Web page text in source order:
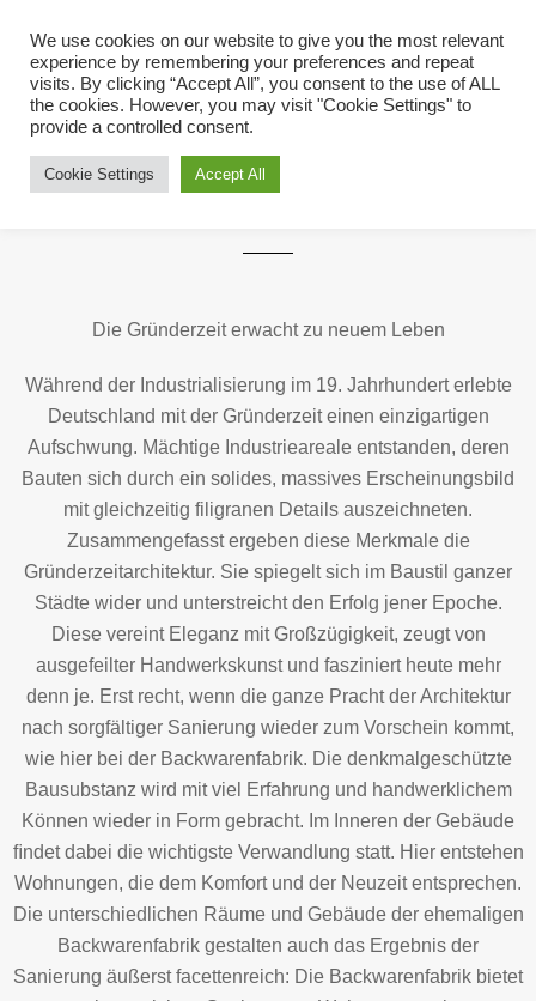
GRUNDRISSE
Die Gründerzeit erwacht zu neuem Leben
Während der Industrialisierung im 19. Jahrhundert erlebte
Deutschland mit der Gründerzeit einen einzigartigen
Aufschwung. Mächtige Industrieareale entstanden, deren
Bauten sich durch ein solides, massives Erscheinungsbild
mit gleichzeitig filigranen Details auszeichneten.
Zusammengefasst ergeben diese Merkmale die
Gründerzeitarchitektur. Sie spiegelt sich im Baustil ganzer
Städte wider und unterstreicht den Erfolg jener Epoche.
Diese vereint Eleganz mit Großzügigkeit, zeugt von
ausgefeilter Handwerkskunst und fasziniert heute mehr
denn je. Erst recht, wenn die ganze Pracht der Architektur
nach sorgfältiger Sanierung wieder zum Vorschein kommt,
wie hier bei der Backwarenfabrik. Die denkmalgeschützte
Bausubstanz wird mit viel Erfahrung und handwerklichem
Können wieder in Form gebracht. Im Inneren der Gebäude
ﬁndet dabei die wichtigste Verwandlung statt. Hier entstehen
Wohnungen, die dem Komfort und der Neuzeit entsprechen.
Die unterschiedlichen Räume und Gebäude der ehemaligen
Backwarenfabrik gestalten auch das Ergebnis der
Sanierung äußerst facettenreich: Die Backwarenfabrik bietet
We use cookies on our website to give you the most relevant
experience by remembering your preferences and repeat
visits. By clicking “Accept All”, you consent to the use of ALL
the cookies. However, you may visit "Cookie Settings" to
provide a controlled consent.
Cookie Settings Accept All